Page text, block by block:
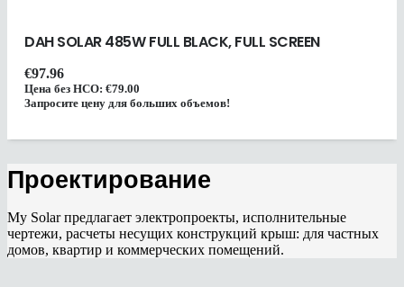
DAH SOLAR 485W FULL BLACK, FULL SCREEN
€97.96
Цена без НСО:€79.00
Запросите цену для больших объемов!
Проектирование
My Solar предлагает электропроекты, исполнительные
чертежи, расчеты несущих конструкций крыш: для частных
домов, квартир и коммерческих помещений.